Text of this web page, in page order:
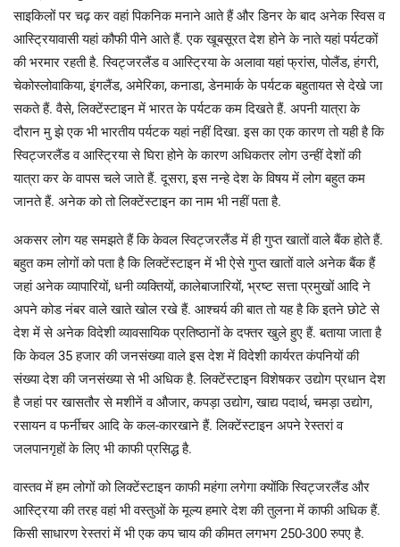
साइकिलों पर चढ़ कर वहां पिकनिक मनाने आते हैं और डिनर के बाद अनेक स्विस व
आस्ट्रियावासी यहां कौफी पीने आते हैं. एक खूबसूरत देश होने के नाते यहां पर्यटकों
की भरमार रहती है. स्विट्जरलैंड व आस्ट्रिया के अलावा यहां फ्रांस, पोलैंड, हंगरी,
चेकोस्लोवाकिया, इंगलैंड, अमेरिका, कनाडा, डेनमार्क के पर्यटक बहुतायत से देखे जा
सकते हैं. वैसे, लिक्टेंस्टाइन में भारत के पर्यटक कम दिखते हैं. अपनी यात्रा के
दौरान मु झे एक भी भारतीय पर्यटक यहां नहीं दिखा. इस का एक कारण तो यही है कि
स्विट्जरलैंड व आस्ट्रिया से घिरा होने के कारण अधिकतर लोग उन्हीं देशों की
यात्रा कर के वापस चले जाते हैं. दूसरा, इस नन्हे देश के विषय में लोग बहुत कम
जानते हैं. अनेक को तो लिक्टेंस्टाइन का नाम भी नहीं पता है.
अकसर लोग यह समझते हैं कि केवल स्विट्जरलैंड में ही गुप्त खातों वाले बैंक होते हैं.
बहुत कम लोगों को पता है कि लिक्टेंस्टाइन में भी ऐसे गुप्त खातों वाले अनेक बैंक हैं
जहां अनेक व्यापारियों, धनी व्यक्तियों, कालेबाजारियों, भ्रष्ट सत्ता प्रमुखों आदि ने
अपने कोड नंबर वाले खाते खोल रखे हैं. आश्चर्य की बात तो यह है कि इतने छोटे से
देश में से अनेक विदेशी व्यावसायिक प्रतिष्ठानों के दफ्तर खुले हुए हैं. बताया जाता है
कि केवल 35 हजार की जनसंख्या वाले इस देश में विदेशी कार्यरत कंपनियों की
संख्या देश की जनसंख्या से भी अधिक है. लिक्टेंस्टाइन विशेषकर उद्योग प्रधान देश
है जहां पर खासतौर से मशीनें व औजार, कपड़ा उद्योग, खाद्य पदार्थ, चमड़ा उद्योग,
रसायन व फर्नीचर आदि के कल-कारखाने हैं. लिक्टेंस्टाइन अपने रेस्तरां व
जलपानगृहों के लिए भी काफी प्रसिद्ध है.
वास्तव में हम लोगों को लिक्टेंस्टाइन काफी महंगा लगेगा क्योंकि स्विट्जरलैंड और
आस्ट्रिया की तरह वहां भी वस्तुओं के मूल्य हमारे देश की तुलना में काफी अधिक हैं.
किसी साधारण रेस्तरां में भी एक कप चाय की कीमत लगभग 250-300 रुपए है.